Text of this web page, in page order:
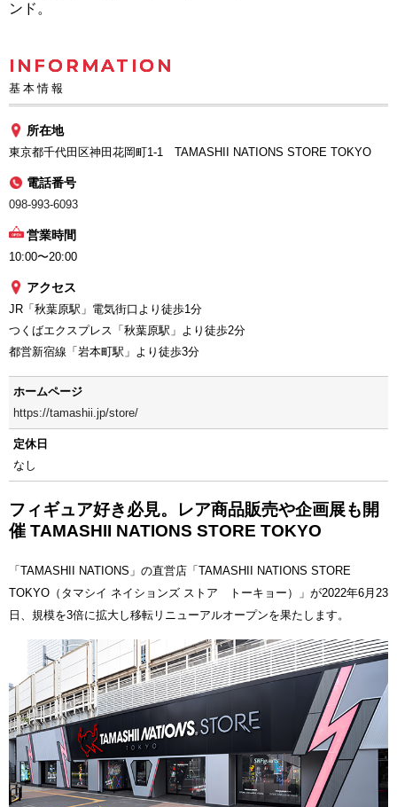
ンド。
INFORMATION
基本情報
所在地
東京都千代田区神田花岡町1-1 TAMASHII NATIONS STORE TOKYO
電話番号
098-993-6093
営業時間
10:00〜20:00
アクセス
JR「秋葉原駅」電気街口より徒歩1分
つくばエクスプレス「秋葉原駅」より徒歩2分
都営新宿線「岩本町駅」より徒歩3分
ホームページ
https://tamashii.jp/store/
定休日
なし
フィギュア好き必見。レア商品販売や企画展も開
催 TAMASHII NATIONS STORE TOKYO
「TAMASHII NATIONS」の直営店「TAMASHII NATIONS STORE
TOKYO（タマシイ ネイションズ ストア トーキョー）」が2022年6月23
日、規模を3倍に拡大し移転リニューアルオープンを果たします。